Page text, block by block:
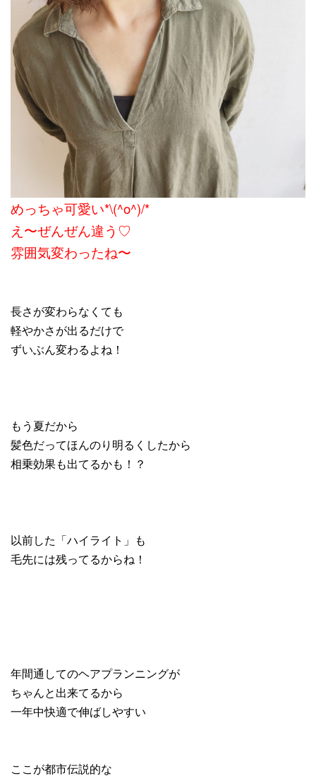
めっちゃ可愛い*\(^o^)/*
え〜ぜんぜん違う♡
雰囲気変わったね〜
長さが変わらなくても
軽やかさが出るだけで
ずいぶん変わるよね！
もう夏だから
髪色だってほんのり明るくしたから
相乗効果も出てるかも！？
以前した「ハイライト」も
毛先には残ってるからね！
年間通してのヘアプランニングが
ちゃんと出来てるから
一年中快適で伸ばしやすい
ここが都市伝説的な